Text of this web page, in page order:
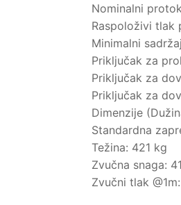
Nominalni
Raspoloživi tlak
Minimalni
Priključak za
Priključak za
Priključak za
Dimenzije
Standardna
Težina: 421 kg
Zvučna snaga:
Zvučni tlak